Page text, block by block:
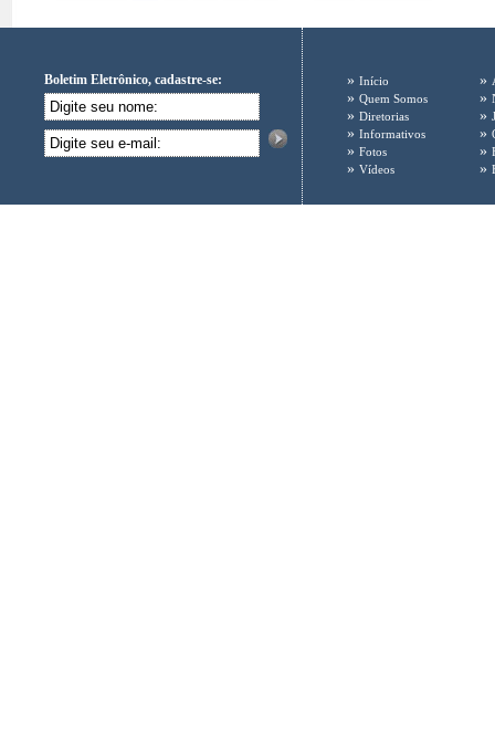
Boletim Eletrônico, cadastre-se: » Início
» Quem Somos
» Diretorias
» Informativos
» Fotos
» Vídeos
»
»
»
»
»
»